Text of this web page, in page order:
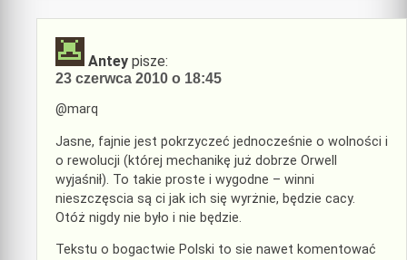
Antey pisze:
23 czerwca 2010 o 18:45
@marq
Jasne, fajnie jest pokrzyczeć jednocześnie o wolności i
o rewolucji (której mechanikę już dobrze Orwell
wyjaśnił). To takie proste i wygodne – winni
nieszczęscia są ci jak ich się wyrżnie, będzie cacy.
Otóż nigdy nie było i nie będzie.
Tekstu o bogactwie Polski to sie nawet komentować